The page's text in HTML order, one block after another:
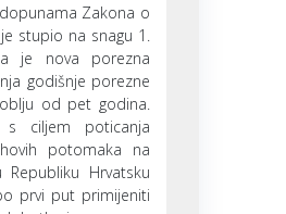
Zakona o
stupio na snagu 1.
je nova porezna
godišnje porezne
od pet godina.
s ciljem poticanja
potomaka na
Hrvatsku
prvi put primijeniti